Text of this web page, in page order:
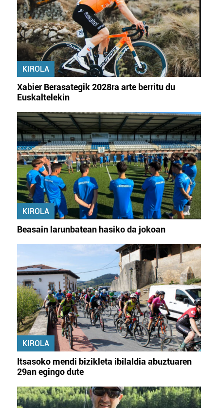
KIROLA
Xabier Berasategik 2028ra arte berritu du
Euskaltelekin
KIROLA
Beasain larunbatean hasiko da jokoan
KIROLA
Itsasoko mendi bizikleta ibilaldia abuztuaren
29an egingo dute